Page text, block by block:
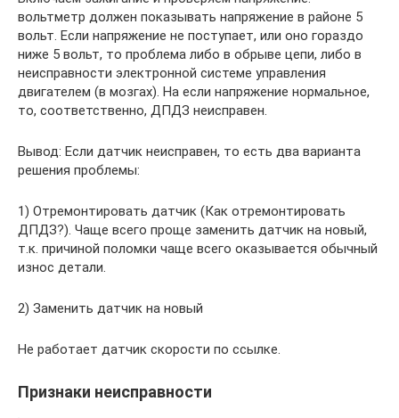
вольтметр должен показывать напряжение в районе 5
вольт. Если напряжение не поступает, или оно гораздо
ниже 5 вольт, то проблема либо в обрыве цепи, либо в
неисправности электронной системе управления
двигателем (в мозгах). На если напряжение нормальное,
то, соответственно, ДПДЗ неисправен.
Вывод: Если датчик неисправен, то есть два варианта
решения проблемы:
1) Отремонтировать датчик (Как отремонтировать
ДПДЗ?). Чаще всего проще заменить датчик на новый,
т.к. причиной поломки чаще всего оказывается обычный
износ детали.
2) Заменить датчик на новый
Не работает датчик скорости по ссылке.
Признаки неисправности